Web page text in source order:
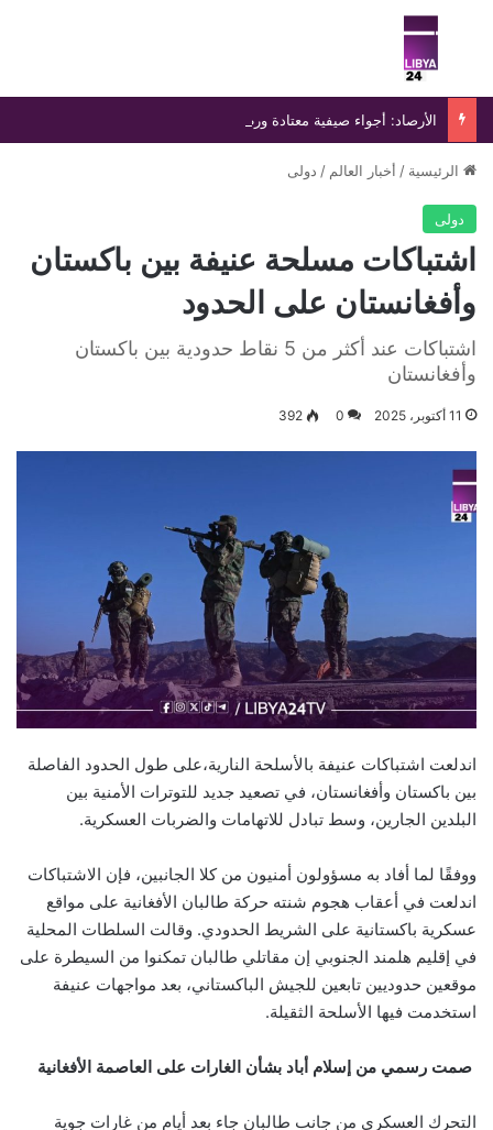
بحث عن
الأرصاد: أجواء صيفية معتادة ورطوبة مرتفعة على السواحل
الرئيسية / أخبار العالم / دولى
دولى
اشتباكات مسلحة عنيفة بين باكستان
وأفغانستان على الحدود
اشتباكات عند أكثر من 5 نقاط حدودية بين باكستان
وأفغانستان
11 أكتوبر، 2025 0
392
اندلعت اشتباكات عنيفة بالأسلحة النارية،على طول الحدود الفاصلة
بين باكستان وأفغانستان، في تصعيد جديد للتوترات الأمنية بين
البلدين الجارين، وسط تبادل للاتهامات والضربات العسكرية.
ووفقًا لما أفاد به مسؤولون أمنيون من كلا الجانبين، فإن الاشتباكات
اندلعت في أعقاب هجوم شنته حركة طالبان الأفغانية على مواقع
عسكرية باكستانية على الشريط الحدودي. وقالت السلطات المحلية
في إقليم هلمند الجنوبي إن مقاتلي طالبان تمكنوا من السيطرة على
موقعين حدوديين تابعين للجيش الباكستاني، بعد مواجهات عنيفة
استخدمت فيها الأسلحة الثقيلة.
صمت رسمي من إسلام أباد بشأن الغارات على العاصمة الأفغانية
التحرك العسكري من جانب طالبان جاء بعد أيام من غارات جوية